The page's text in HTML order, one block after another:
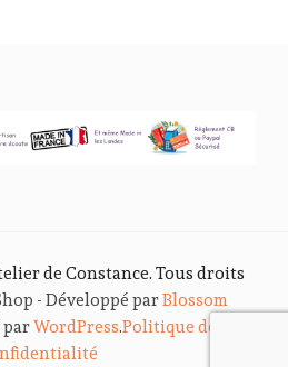
de Constance. Tous droits
- Développé parBlossom
parWordPress.Politique de